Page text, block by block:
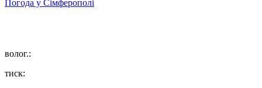
Погода у Сімферополі
волог.:
тиск: